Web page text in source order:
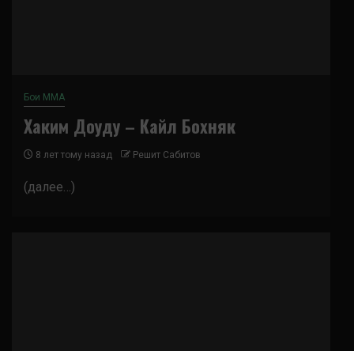
Бои ММА
Хаким Доуду – Кайл Бохняк
8 лет тому назад Решит Сабитов
(далее…)